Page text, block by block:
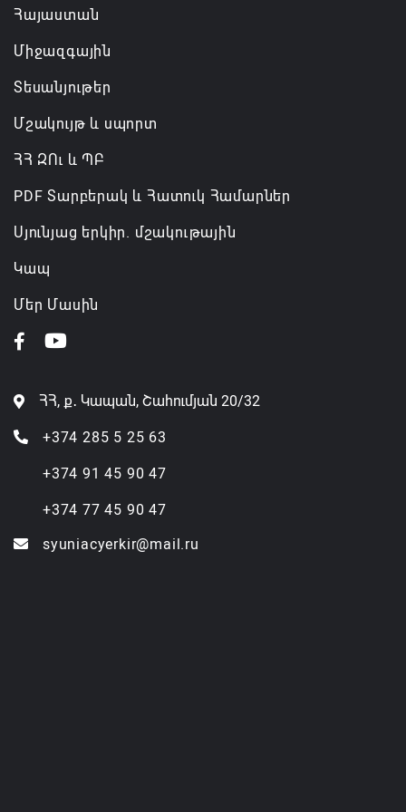
Հայաստան
Միջազգային
Տեսանյութեր
Մշակույթ և սպորտ
ՀՀ ԶՈւ և ՊԲ
PDF Տարբերակ և Հատուկ Համարներ
Սյունյաց երկիր. մշակութային
Կապ
Մեր Մասին
ՀՀ, ք․ Կապան, Շահումյան 20/32
+374 285 5 25 63
+374 91 45 90 47
+374 77 45 90 47
syuniacyerkir@mail.ru